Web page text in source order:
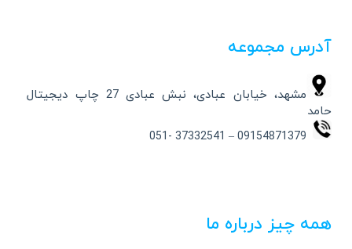
آدرس مجموعه
مشهد، خیابان عبادی، نبش عبادی 27 چاپ دیجیتال
حامد
همه چیز درباره ما